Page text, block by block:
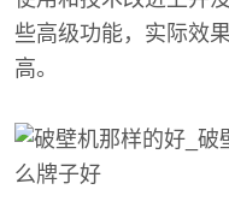
些高级功能，实际效
高。